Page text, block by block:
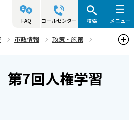
FAQ コールセンター 検索 メニュー
市政情報
政策・施策
度 第7回人権学習会
7回人権学習